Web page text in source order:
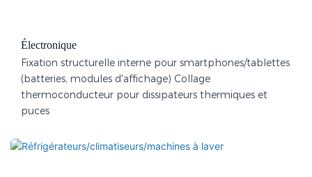
Électronique
Fixation structurelle interne pour smartphones/tablettes
(batteries, modules d'affichage) Collage
thermoconducteur pour dissipateurs thermiques et
puces